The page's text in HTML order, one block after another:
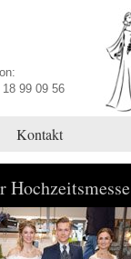
18 99 09 56
Kontakt
Hochzeitsmesse